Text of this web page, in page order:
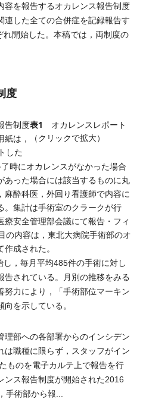
容を報告するオカレンス報告制度
連した全ての合併症を記録報告す
開始した。本稿では，両制度の
度
表1
オカレンスレポート
（クリックで拡大）
告制度
は，
した
時にオカレンスがなかった場合
あった場合には該当するものに丸
麻酔科医，外回り看護師で内容に
。集計は手術室のクラークが行
療安全管理部会議にて報告・フィ
の内容は，東北大病院手術部のオ
成された。
，毎月平均485件の手術に対し
告されている。月別の推移をみる
努力により，「手術部位マーキン
を示している。
部への各部署からのインシデン
は職種に限らず，スタッフがイン
ものを電子カルテ上で報告を行
ンス報告制度が開始された2016
手術部から報...